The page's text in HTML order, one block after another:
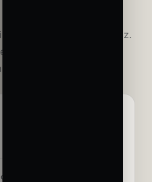
intenzitu, optiku i výraz.
řešení v kontextu
izolované produkty.
výběr aktuálních a